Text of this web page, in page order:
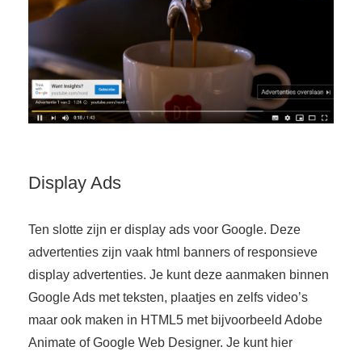
Display Ads
Ten slotte zijn er display ads voor Google. Deze
advertenties zijn vaak html banners of responsieve
display advertenties. Je kunt deze aanmaken binnen
Google Ads met teksten, plaatjes en zelfs video’s
maar ook maken in HTML5 met bijvoorbeeld Adobe
Animate of Google Web Designer. Je kunt hier